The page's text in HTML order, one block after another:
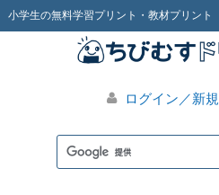
小学生の無料学習プリント・教材プリント
ログイン／新